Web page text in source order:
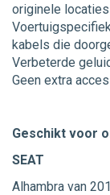
originele locaties
kabels die
Verbeterde
Geen extra
Geschikt voor
SEAT
Alhambra van